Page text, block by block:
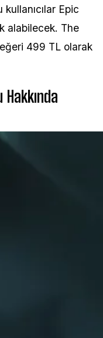
Epic
alabilecek. The
499 TL olarak